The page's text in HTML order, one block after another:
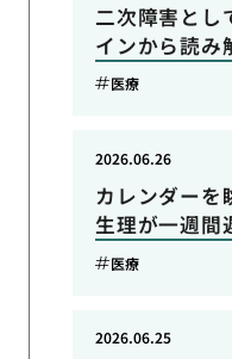
二次障害とし
インから読み
医療
カレンダーを
生理が一週間
2026.06.26
医療
2026.06.25